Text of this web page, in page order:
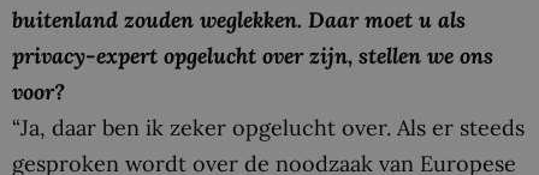
buitenland zouden weglekken. Daar moet u als
privacy-expert opgelucht over zijn, stellen we ons
voor?
“Ja, daar ben ik zeker opgelucht over. Als er steeds
gesproken wordt over de noodzaak van Europese